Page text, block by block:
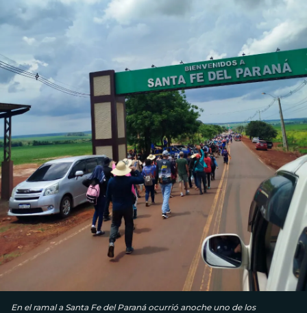
En el ramal a Santa Fe del Paraná ocurrió anoche uno de los